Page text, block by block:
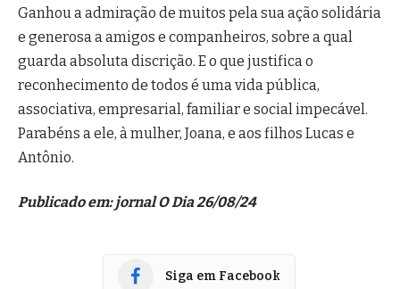
Ganhou a admiração de muitos pela sua ação solidária
e generosa a amigos e companheiros, sobre a qual
guarda absoluta discrição. E o que justifica o
reconhecimento de todos é uma vida pública,
associativa, empresarial, familiar e social impecável.
Parabéns a ele, à mulher, Joana, e aos filhos Lucas e
Antônio.
Publicado em: jornal O Dia 26/08/24
Siga em Facebook